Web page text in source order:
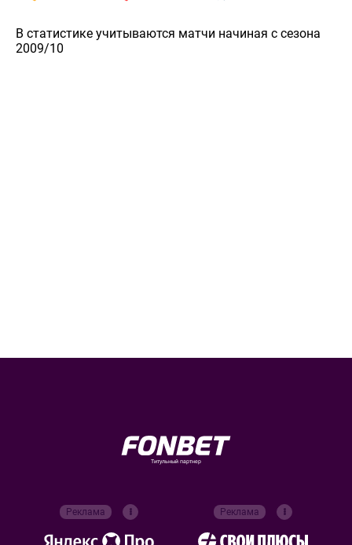
В статистике учитываются матчи начиная с сезона
2009/10
Титульный партнер
Реклама Реклама